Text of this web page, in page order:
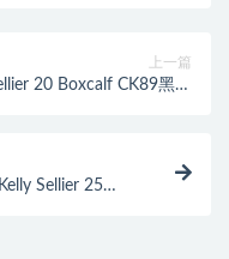
上一篇
20 Boxcalf CK89黑色
Sellier 25